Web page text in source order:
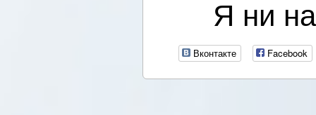
Я ни
Вконтакте Facebook